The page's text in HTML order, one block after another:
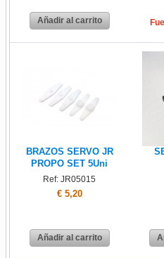
Añadir al carrito
BRAZOS SERVO JR
PROPO SET 5Uni
Ref: JR05015
€ 5,20
Añadir al carrito